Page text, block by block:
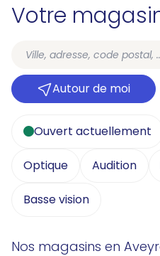
Votre
Autour de moi
Ouvert actuellement
Optique Audition
Basse vision
Nos magasins en